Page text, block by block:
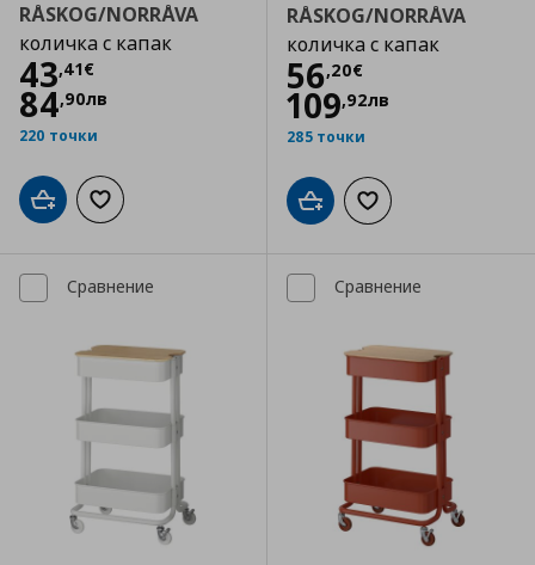
RÅSKOG/NORRÅVA
количка с капак
43,41€
Цена
84,90лв
220 точки
Добави в кошницата
Добави към списъка с любими
RÅSKOG/NORRÅVA
количка с капак
56,20€
Цена
109,92лв
285 точки
Добави в кошницата
Добави към
Сравнение Сравнение